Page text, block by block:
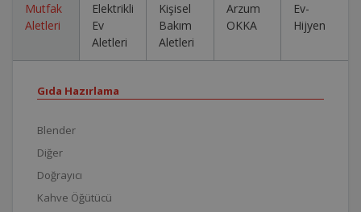
Mutfak
Aletleri
Elektrikli
Ev
Aletleri
Kişisel
Bakım
Aletleri
Arzum
OKKA
Ev-
Hijyen
Gıda Hazırlama
Blender
Diğer
Doğrayıcı
Kahve Öğütücü